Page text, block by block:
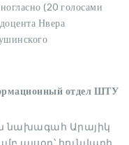
(20 голосами
Нвера
отдел ШТУ
նախագահ Արայիկ
այսօր՝ հունվարի